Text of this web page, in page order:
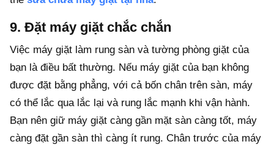
9. Đặt máy giặt chắc chắn
Việc máy giặt làm rung sàn và tường phòng giặt của
bạn là điều bất thường. Nếu máy giặt của bạn không
được đặt bằng phẳng, với cả bốn chân trên sàn, máy
có thể lắc qua lắc lại và rung lắc mạnh khi vận hành.
Bạn nên giữ máy giặt càng gần mặt sàn càng tốt, máy
càng đặt gần sàn thì càng ít rung. Chân trước của máy